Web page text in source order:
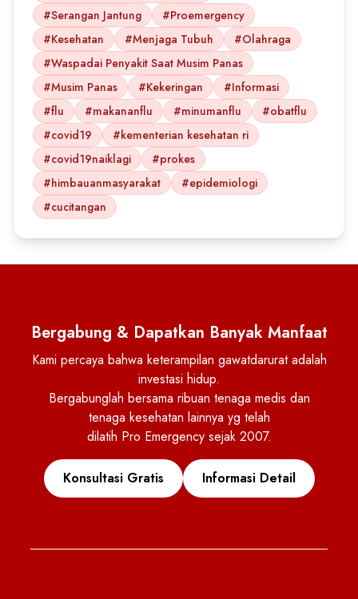
#Serangan Jantung
#Proemergency
#Kesehatan
#Menjaga Tubuh
#Olahraga
#Waspadai Penyakit Saat Musim Panas
#Musim Panas
#Kekeringan
#Informasi
#flu
#makananflu #minumanflu
#obatflu
#covid19
#kementerian kesehatan ri
#covid19naiklagi
#prokes
#himbauanmasyarakat
#epidemiologi
#cucitangan
Bergabung & Dapatkan Banyak Manfaat
Kami percaya bahwa keterampilan gawatdarurat adalah
investasi hidup.
Bergabunglah bersama ribuan tenaga medis dan
tenaga kesehatan lainnya yg telah
dilatih Pro Emergency sejak 2007.
Konsultasi Gratis Informasi Detail